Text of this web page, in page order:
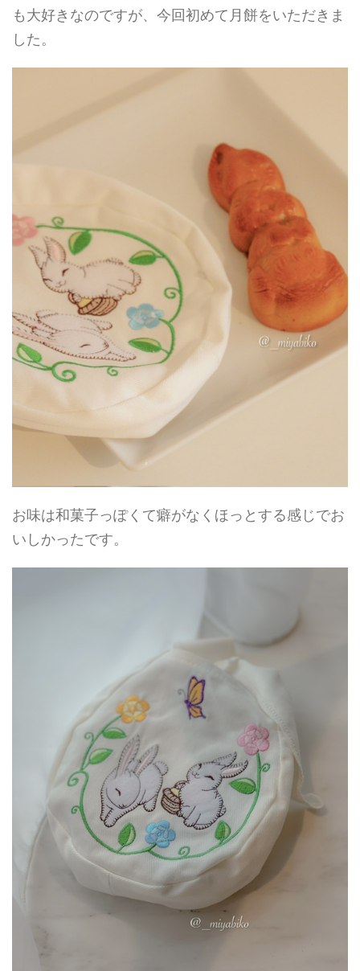
も大好きなのですが、今回初めて月餅をいただきま
した。
お味は和菓子っぽくて癖がなくほっとする感じでお
いしかったです。